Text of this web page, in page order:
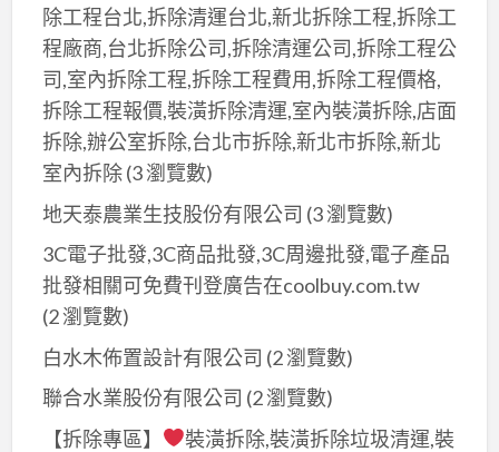
除工程台北,拆除清運台北,新北拆除工程,拆除工
程廠商,台北拆除公司,拆除清運公司,拆除工程公
司,室內拆除工程,拆除工程費用,拆除工程價格,
拆除工程報價,裝潢拆除清運,室內裝潢拆除,店面
拆除,辦公室拆除,台北市拆除,新北市拆除,新北
室內拆除(3 瀏覽數)
地天泰農業生技股份有限公司 (3 瀏覽數)
3C電子批發,3C商品批發,3C周邊批發,電子產品
批發相關可免費刊登廣告在coolbuy.com.tw
(2 瀏覽數)
白水木佈置設計有限公司 (2 瀏覽數)
聯合水業股份有限公司 (2 瀏覽數)
【拆除專區】
裝潢拆除,裝潢拆除垃圾清運,裝